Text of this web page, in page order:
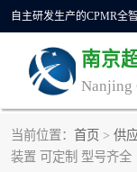
南京
当前位置： 首页 > 供
装置 可定制 型号齐全
CPMR